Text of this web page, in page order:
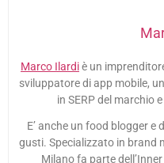
Marco Ilardiè un
sviluppatore di app mobile,
in SERP del marchio
E’ anche un food blogger
gusti. Specializzato in brand
Milano fa parte